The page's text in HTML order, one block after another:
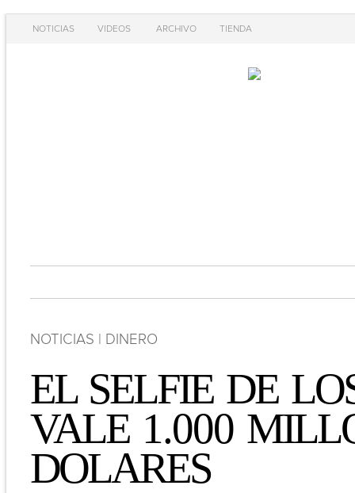
NOTICIAS VIDEOS ARCHIVO TIENDA
NOTICIAS | DINERO
EL SELFIE DE
VALE 1.000
DOLARES